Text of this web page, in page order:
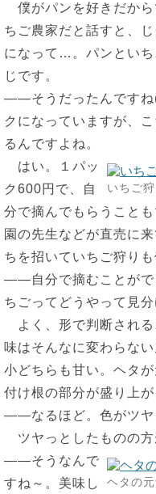
僕がパンを好きだから
ちご農家だと話すと、
になって…。パンとい
じです。
――そうだったんですね
クになっていますが、
るんですよね。
いちご
はい。１パッ
ク600円で、自
分で摘んでもらうこと
園の先生などが直売に
ちを招いていちご狩り
――自分で摘むことがで
ちごってどうやって見
よく、形で判断される
味はそんなに変わらな
小どちらも甘い。ヘタ
付け根の部分が盛り上
――なるほど。色がツヤ
ツヤっとしたものの方
ヘタの
――そうなんで
すね～。美味し